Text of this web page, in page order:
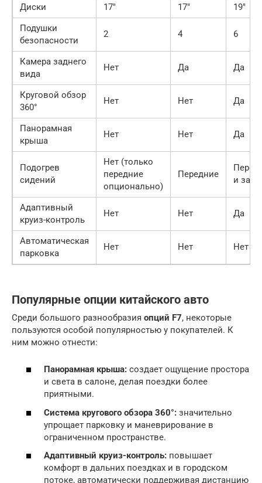
Диски
17″ 17″
19″
Подушки
безопасности
2 4 6
Камера заднего
вида
Нет Да Да
Круговой обзор
360°
Нет Нет Да
Панорамная
крыша
Нет Нет Да
Подогрев
сидений
Нет (только
передние
опционально)
Передние
и
Адаптивный
круиз-контроль
Нет Нет Да
Автоматическая
парковка
Нет Нет Нет
Популярные опции китайского авто
Среди большого разнообразия опций F7, некоторые
пользуются особой популярностью у покупателей. К
ним можно отнести:
Панорамная крыша: создает ощущение простора
и света в салоне, делая поездки более
приятными.
Система кругового обзора 360°: значительно
упрощает парковку и маневрирование в
ограниченном пространстве.
Адаптивный круиз-контроль: повышает
комфорт в дальних поездках и в городском
потоке, автоматически поддерживая дистанцию